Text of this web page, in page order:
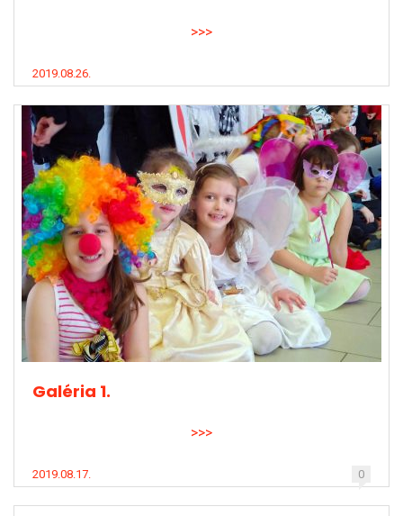
>>>
2019.08.26.
Galéria 1.
>>>
0
2019.08.17.